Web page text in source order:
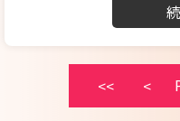
少し前回より長めに予約さ
定食屋で早めのランチを
時間が長めだったこともあ
<< <